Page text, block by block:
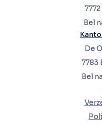
Bel
De
7783
Bel